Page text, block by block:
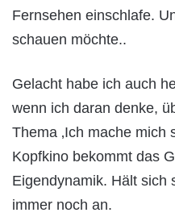
Fernsehen einschlafe.
schauen möchte..
Gelacht habe ich auch
wenn ich daran denke,
Thema ‚Ich mache mich
Kopfkino bekommt das
Eigendynamik. Hält sich
immer noch an.